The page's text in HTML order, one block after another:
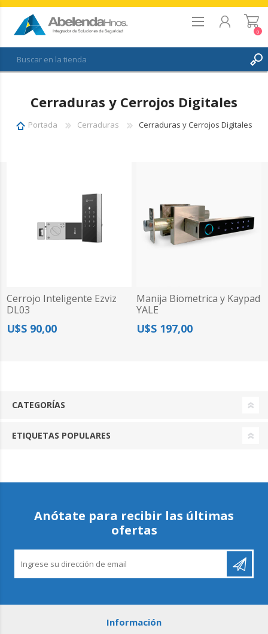
INICIAR SESIÓN
0
Cerraduras y Cerrojos Digitales
Portada Cerraduras Cerraduras y Cerrojos Digitales
Cerrojo Inteligente Ezviz
DL03
U$S 90,00
Manija Biometrica y Kaypad
YALE
U$S 197,00
CATEGORÍAS
ETIQUETAS POPULARES
Anótate para recibir las últimas
ofertas
Información